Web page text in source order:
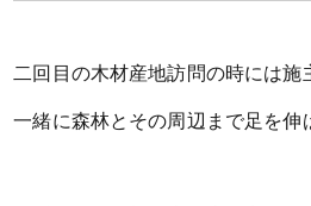
二回目の木材産地訪問の時には施
一緒に森林とその周辺まで足を伸